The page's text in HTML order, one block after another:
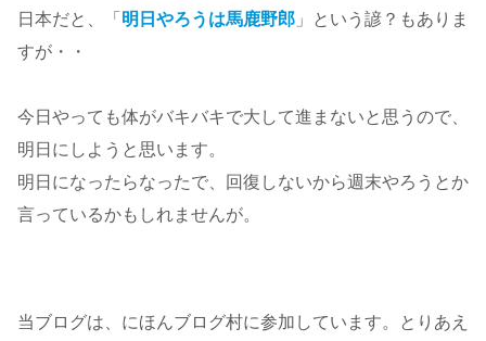
日本だと、「 明日やろうは馬鹿野郎 」という諺？もありま
すが・・
今日やっても体がバキバキで大して進まないと思うので、
明日にしようと思います。
明日になったらなったで、回復しないから週末やろうとか
言っているかもしれませんが。
当ブログは、にほんブログ村に参加しています。とりあえ